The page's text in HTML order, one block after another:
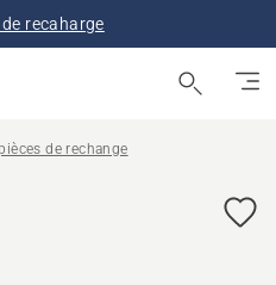
de recaharge
de rechange